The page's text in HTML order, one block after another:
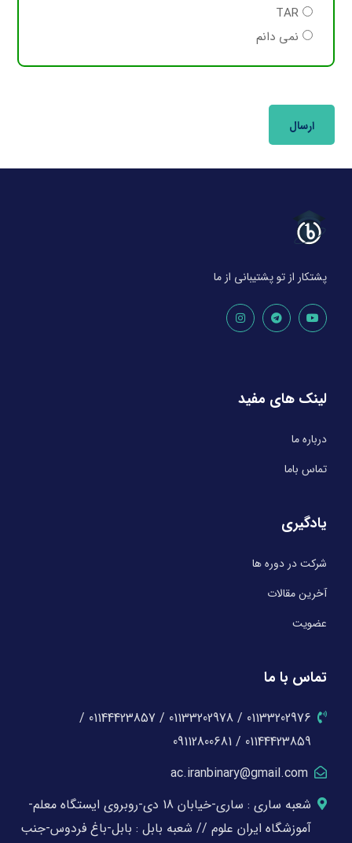
TAR
نمی دانم
ارسال
پشتکار از تو پشتیبانی از ما
لینک های مفید
درباره ما
تماس باما
یادگیری
شرکت در دوره ها
آخرین مقالات
عضویت
تماس با ما
01133202976 / 01133202978 / 01144423857 /
01144423859 / 09112800681
ac.iranbinary@gmail.com
شعبه ساری : ساری-خیابان 18 دی-روبروی ایستگاه معلم-
آموزشگاه ایران علوم // شعبه بابل : بابل-باغ فردوس-جنب